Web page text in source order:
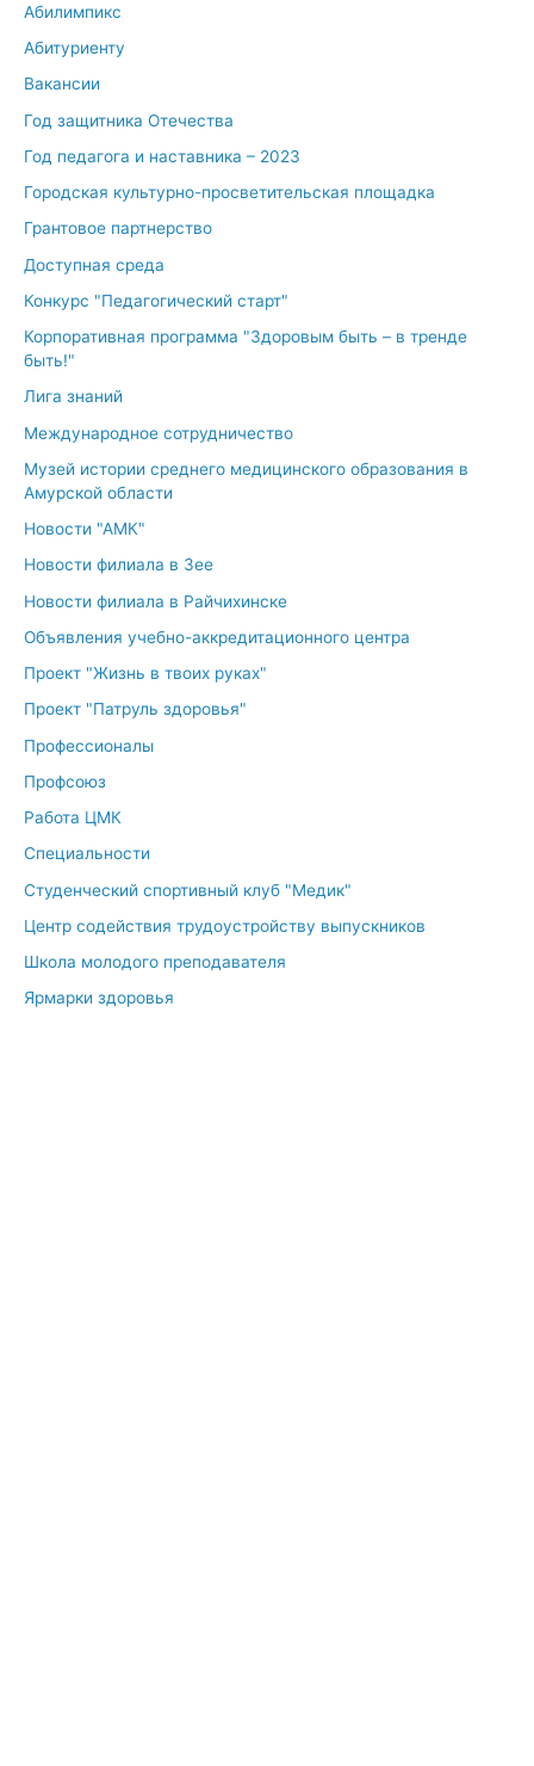
Абилимпикс
Абитуриенту
Вакансии
Год защитника Отечества
Год педагога и наставника – 2023
Городская культурно-просветительская площадка
Грантовое партнерство
Доступная среда
Конкурс "Педагогический старт"
Корпоративная программа "Здоровым быть – в тренде
быть!"
Лига знаний
Международное сотрудничество
Музей истории среднего медицинского образования в
Амурской области
Новости "АМК"
Новости филиала в Зее
Новости филиала в Райчихинске
Объявления учебно-аккредитационного центра
Проект "Жизнь в твоих руках"
Проект "Патруль здоровья"
Профессионалы
Профсоюз
Работа ЦМК
Специальности
Студенческий спортивный клуб "Медик"
Центр содействия трудоустройству выпускников
Школа молодого преподавателя
Ярмарки здоровья